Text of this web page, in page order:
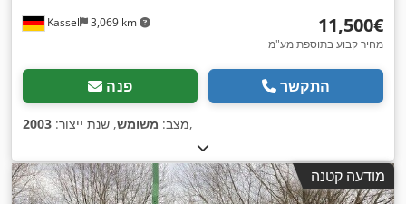
Kassel 3,069 km ‏11,500 ‏€
מחיר קבוע בתוספת מע"מ
פנה התקשר
מצב: משומש, שנת ייצור: 2003 ,
מודעה קטנה